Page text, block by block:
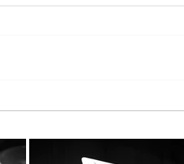
ξεχωριστή